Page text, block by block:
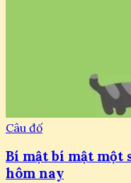
Câu đố
Bí mật bí mật một
hôm nay